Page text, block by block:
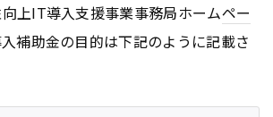
上IT導入支援事業事務局ホームペー
補助金の目的は下記のように記載さ